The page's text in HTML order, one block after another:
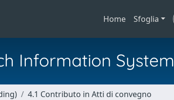
Home Sfoglia
Information System
4.1 Contributo in Atti di convegno